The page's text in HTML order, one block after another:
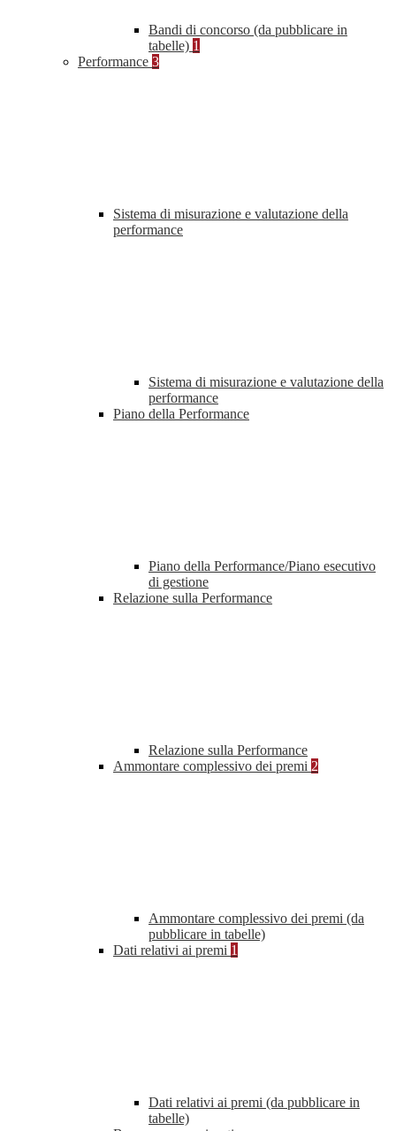
Bandi di concorso (da pubblicare in
tabelle) 1
Performance 3
Sistema di misurazione e valutazione della
performance
Sistema di misurazione e valutazione della
performance
Piano della Performance
Piano della Performance/Piano esecutivo
di gestione
Relazione sulla Performance
Relazione sulla Performance
Ammontare complessivo dei premi 2
Ammontare complessivo dei premi (da
pubblicare in tabelle)
Dati relativi ai premi 1
Dati relativi ai premi (da pubblicare in
tabelle)